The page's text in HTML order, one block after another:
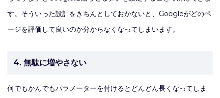
す。そういった設計をきちんとしておかないと、Googleがどのペ
ージを評価して良いのか分からなくなってしまいます。
4. 無駄に増やさない
何でもかんでもパラメーターを付けるとどんどん長くなってしま